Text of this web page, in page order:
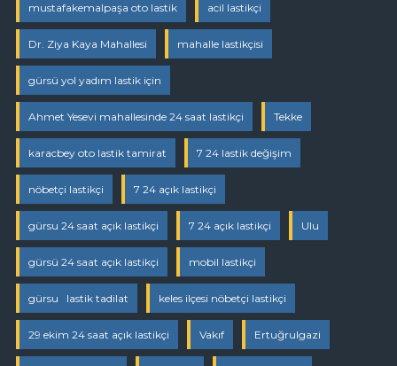
mustafakemalpaşa oto lastik acil lastikçi
Dr. Ziya Kaya Mahallesi mahalle lastikçisi
gürsü yol yadım lastik için
Ahmet Yesevi mahallesinde 24 saat lastikçi Tekke
karacbey oto lastik tamirat 7 24 lastik değişim
nöbetçi lastikçi 7 24 açık lastikçi
gürsu 24 saat açık lastikçi 7 24 açık lastikçi Ulu
gürsü 24 saat açık lastikçi mobil lastikçi
gürsu lastik tadilat keles ilçesi nöbetçi lastikçi
29 ekim 24 saat açık lastikçi Vakıf Ertuğrulgazi